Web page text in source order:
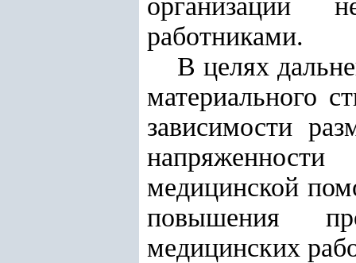
организации
работниками.
В целях
материального
зависимости
медицинской
повышения
медицинских